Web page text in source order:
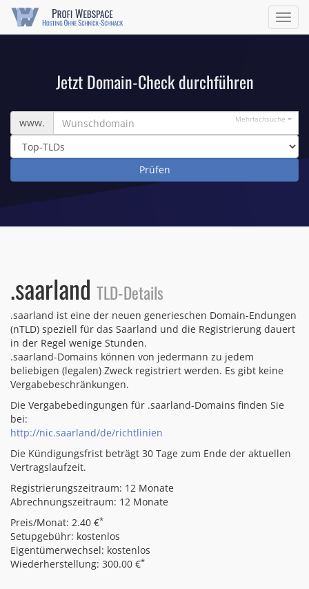
ein/
Jetzt Domain-Check durchführen
Wunschdomain
www. Mehrfachsuche
.saarland TLD-Details
.saarland ist eine der neuen generieschen Domain-Endungen
(nTLD) speziell für das Saarland und die Registrierung dauert
in der Regel wenige Stunden.
.saarland-Domains können von jedermann zu jedem
beliebigen (legalen) Zweck registriert werden. Es gibt keine
Vergabebeschränkungen.
Die Vergabebedingungen für .saarland-Domains finden Sie
bei:
http://nic.saarland/de/richtlinien
Die Kündigungsfrist beträgt 30 Tage zum Ende der aktuellen
Vertragslaufzeit.
Registrierungszeitraum: 12 Monate
Abrechnungszeitraum: 12 Monate
Preis/Monat: 2.40 €*
Setupgebühr: kostenlos
Eigentümerwechsel: kostenlos
Wiederherstellung: 300.00 €*